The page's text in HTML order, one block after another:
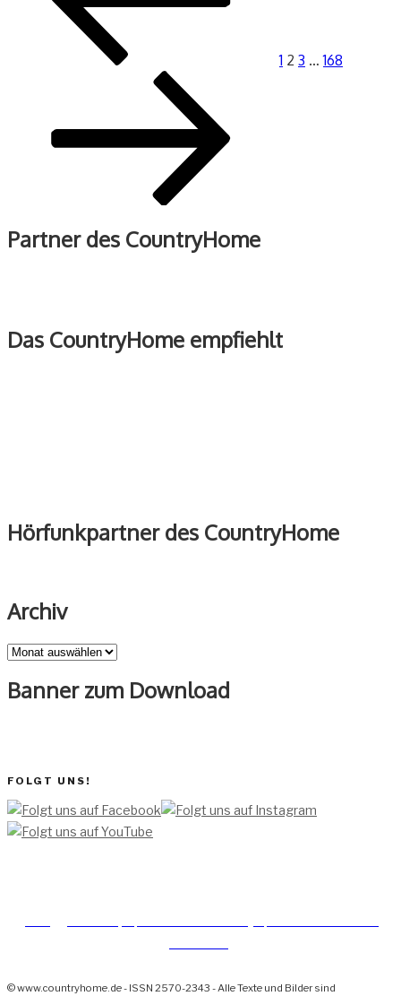
1 2 3 … 168
Partner des CountryHome
Das CountryHome empfiehlt
Hörfunkpartner des CountryHome
Archiv
Archiv
Banner zum Download
FOLGT UNS!
© www.countryhome.de - ISSN 2570-2343 - Alle Texte und Bilder sind